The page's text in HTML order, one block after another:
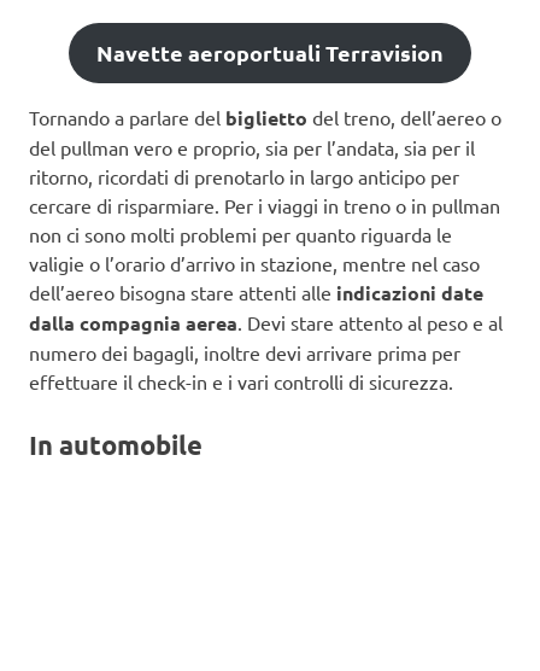
Navette aeroportuali Terravision
Tornando a parlare del biglietto del treno, dell’aereo o
del pullman vero e proprio, sia per l’andata, sia per il
ritorno, ricordati di prenotarlo in largo anticipo per
cercare di risparmiare. Per i viaggi in treno o in pullman
non ci sono molti problemi per quanto riguarda le
valigie o l’orario d’arrivo in stazione, mentre nel caso
dell’aereo bisogna stare attenti alle indicazioni date
dalla compagnia aerea . Devi stare attento al peso e al
numero dei bagagli, inoltre devi arrivare prima per
effettuare il check-in e i vari controlli di sicurezza.
In automobile